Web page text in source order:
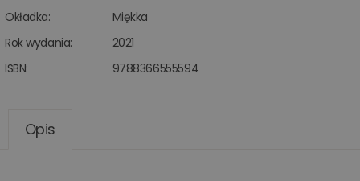
Okładka:
Miękka
Rok wydania:
2021
ISBN:
9788366555594
Opis